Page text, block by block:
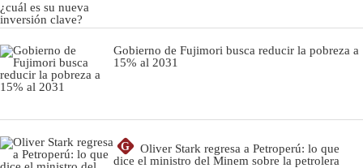
Gobierno de Fujimori busca reducir la pobreza a
15% al 2031
G
Oliver Stark regresa a Petroperú: lo que
dice el ministro del Minem sobre la petrolera